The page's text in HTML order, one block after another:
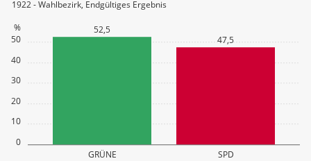
0
10
20
30
40
50
%
GRÜNE SPD
52,5
47,5
1922 - Wahlbezirk, Endgültiges Ergebnis